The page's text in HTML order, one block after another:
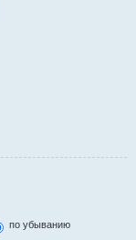
по убыванию